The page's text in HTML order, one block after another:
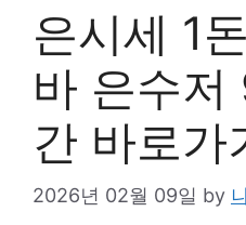
은시세 1
바 은수저
간 바로가
2026년 02월 09일 by